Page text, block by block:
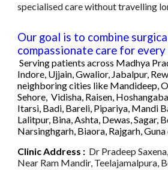
specialised care without travelling
Our goal is to combine
compassionate care for
Serving patients across Madhya
Indore, Ujjain, Gwalior, Jabalpur,
neighboring cities like Mandideep,
Sehore, Vidisha, Raisen,
Itarsi, Badi, Bareli, Pipariya, Mandi
Lalitpur, Bina, Ashta, Dewas, Sagar,
Narsinghgarh, Biaora, Rajgarh,
ClinicAddress : Dr Pradeep
Near Ram Mandir, Teelajamalpura,